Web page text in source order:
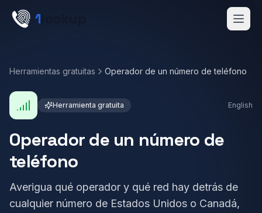
Skip to main content
1
Herramientas gratuitas Operador de un número de teléfono
Herramienta gratuita English
Operador de un número de
teléfono
Averigua qué operador y qué red hay detrás de
cualquier número de Estados Unidos o Canadá,